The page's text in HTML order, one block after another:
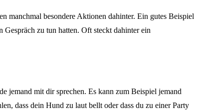
manchmal besondere Aktionen dahinter. Ein gutes Beispiel
zu tun hatten. Oft steckt dahinter ein
jemand mit dir sprechen. Es kann zum Beispiel jemand
dass dein Hund zu laut bellt oder dass du zu einer Party